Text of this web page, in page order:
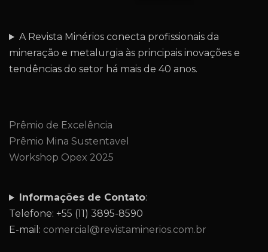
A Revista Minérios conecta profissionais da
mineração e metalurgia às principais inovações e
tendências do setor há mais de 40 anos.
Prêmio de Excelência
Prêmio Mina Sustentavel
Workshop Opex 2025
Informações de Contato:
Telefone: +55 (11) 3895-8590
E-mail: comercial@revistaminerios.com.br